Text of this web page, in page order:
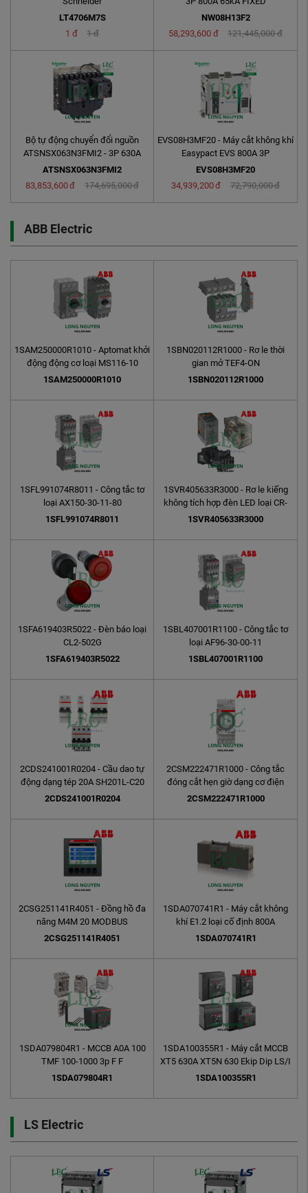
LT4706M7S
1 đ 1đ
NW08H13F2
58,293,600 đ 121,445,000đ
Bộ tự động chuyển đổi nguồn
ATSNSX063N3FMI2 - 3P 630A
50kA
ATSNSX063N3FMI2
83,853,600đ 174,695,000đ
EVS08H3MF20 - Máy cắt không khí
Easypact EVS 800A 3P
65kA@440VAC type Fixed
EVS08H3MF20
34,939,200đ 72,790,000đ
ABB Electric
1SAM250000R1010 - Aptomat khởi
động động cơ loại MS116-10
1SAM250000R1010
1SBN020112R1000 - Rơ le thời
gian mở TEF4-ON
1SBN020112R1000
1SFL991074R8011 - Công tắc tơ
loại AX150-30-11-80
1SFL991074R8011
1SVR405633R3000 - Rơ le kiếng
không tích hợp đèn LED loại CR-
MX230AC4
1SVR405633R3000
1SFA619403R5022 - Đèn báo loại
CL2-502G
1SFA619403R5022
1SBL407001R1100 - Công tắc tơ
loại AF96-30-00-11
1SBL407001R1100
2CDS241001R0204 - Cầu dao tự
động dạng tép 20A SH201L-C20
2CDS241001R0204
2CSM222471R1000 - Công tắc
đóng cắt hẹn giờ dạng cơ điện
AD1NO-15m
2CSM222471R1000
2CSG251141R4051 - Đồng hồ đa
năng M4M 20 MODBUS
2CSG251141R4051
1SDA070741R1 - Máy cắt không
khí E1.2 loại cố định 800A
1SDA070741R1
1SDA079804R1 - MCCB A0A 100
TMF 100-1000 3p F F
1SDA079804R1
1SDA100355R1 - Máy cắt MCCB
XT5 630A XT5N 630 Ekip Dip LS/I
In=630 3p F F
1SDA100355R1
LS Electric